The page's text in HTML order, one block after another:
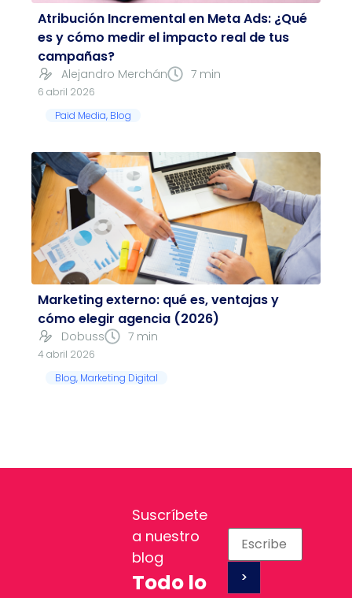
Atribución Incremental en Meta Ads: ¿Qué
es y cómo medir el impacto real de tus
campañas?
Alejandro Merchán 7 min
6 abril 2026
Paid Media, Blog
Marketing externo: qué es, ventajas y
cómo elegir agencia (2026)
Dobuss 7 min
4 abril 2026
Blog, Marketing Digital
Suscríbete
a nuestro
blog
Todo lo